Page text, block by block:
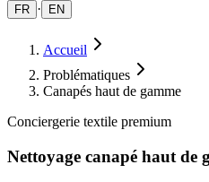
FR · EN
Accueil
Problématiques
Canapés haut de gamme
Conciergerie textile premium
Nettoyage canapé haut de